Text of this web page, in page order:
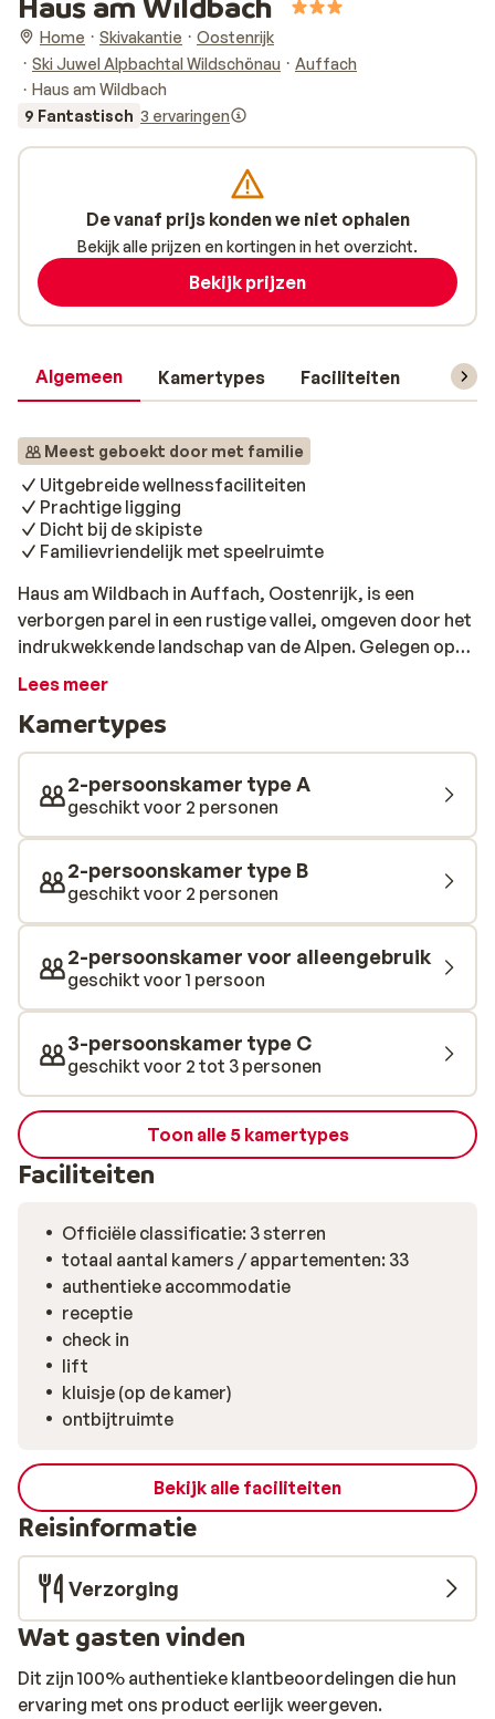
Home Skivakantie
Oostenrijk
Ski Juwel Alpbachtal Wildschönau
Auffach
Haus am Wildbach
9 Fantastisch 3 ervaringen
Algemeen Kamertypes Faciliteiten
Meest geboekt door met familie
Uitgebreide wellnessfaciliteiten
Prachtige ligging
Dicht bij de skipiste
Familievriendelijk met speelruimte
Haus am Wildbach in Auffach, Oostenrijk, is een
verborgen parel in een rustige vallei, omgeven door het
indrukwekkende landschap van de Alpen. Gelegen op
een licht hellend stuk, biedt dit charmante hotel een
brengt. De skipiste ligt vlakbij, dus je bent altijd dicht bij
het winterse avontuur. Binnen wacht er een wereld van
ontspanning op je. Het hotel beschikt over een
uitgebreide wellness met een zwembad, sauna,
infrarood cabine, stoombad en een serene rustruimte.
Ook kun je heerlijk eten in het eigen restaurant en
daarna ontspannen met een potje pool in de
recreatieruimte. Voor de kleintjes is er een speelruimte
alles wat je nodig hebt voor een ontspannen en
plezierige vakantie in de Oostenrijkse Alpen.
Lees meer
Kamertypes
2-persoonskamer type A
geschikt voor 2 personen
2-persoonskamer type B
geschikt voor 2 personen
2-persoonskamer voor alleengebruik
geschikt voor 1 persoon
3-persoonskamer type C
geschikt voor 2 tot 3 personen
Toon alle 5 kamertypes
Faciliteiten
Officiële classificatie: 3 sterren
totaal aantal kamers / appartementen: 33
authentieke accommodatie
receptie
check in
lift
kluisje (op de kamer)
ontbijtruimte
Bekijk alle faciliteiten
Reisinformatie
Verzorging
Wat gasten vinden
Dit zijn 100% authentieke klantbeoordelingen die hun
ervaring met ons product eerlijk weergeven.
De vanaf prijs konden we niet ophalen
Bekijk alle prijzen en kortingen in het overzicht.
Bekijk prijzen